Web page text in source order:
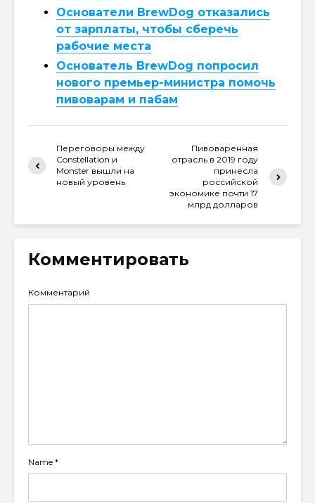
Основатели BrewDog отказались
от зарплаты, чтобы сберечь
рабочие места
Основатель BrewDog попросил
нового премьер-министра помочь
пивоварам и пабам
Переговоры между
Constellation и
Monster вышли на
новый уровень
Пивоваренная
отрасль в 2019 году
принесла
российской
экономике почти 17
млрд долларов
Комментировать
Комментарий
Name *